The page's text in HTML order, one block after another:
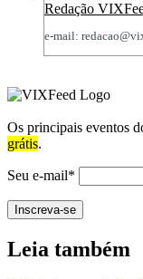
Redação
e-mail:
Os principais eventos
grátis.
Seu e-mail*
Leia também